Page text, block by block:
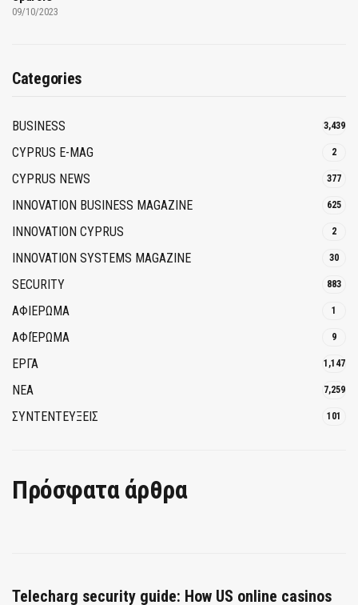
09/10/2023
Categories
BUSINESS 3,439
CYPRUS E-MAG 2
CYPRUS NEWS 377
INNOVATION BUSINESS MAGAZINE 625
INNOVATION CYPRUS 2
INNOVATION SYSTEMS MAGAZINE 30
SECURITY 883
ΑΦΙΕΡΩΜΑ 1
ΑΦΙΈΡΩΜΑ 9
ΕΡΓΑ 1,147
ΝΕΑ 7,259
ΣΥΝΤΕΝΤΕΥΞΕΙΣ 101
Πρόσφατα άρθρα
Telecharg security guide: How US online casinos